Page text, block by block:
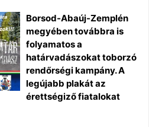
Borsod-Abaúj-Zemplén
megyében továbbra is
folyamatos a
határvadászokat toborzó
rendőrségi kampány. A
legújabb plakát az
érettségiző fiatalokat